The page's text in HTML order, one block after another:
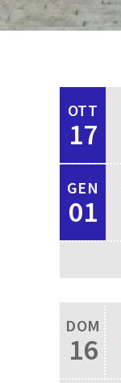
OTT
17
GEN
01
DOM
16